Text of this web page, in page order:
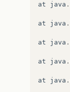
at java .
at java .
at java .
at java .
at java .